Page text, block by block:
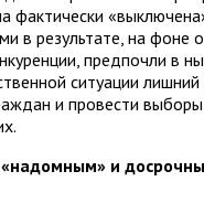
фактически
в результате, на фоне
предпочли в
ситуации лишний
и провести
и